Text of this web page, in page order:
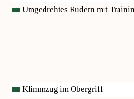
Umgedrehtes Rudern mit
Klimmzug im Obergriff